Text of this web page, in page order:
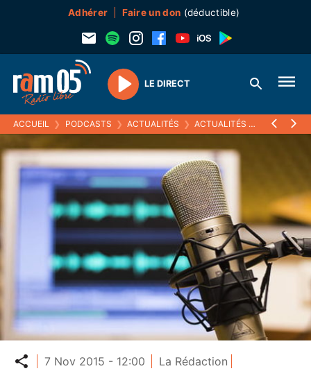
Adhérer Faire un don (déductible)
Play
LE DIRECT
ACCUEIL ❯ PODCASTS ❯ ACTUALITÉS ❯ ACTUALITÉS (ARCHIVES)
Partager
7 Nov 2015 - 12:00 La Rédaction